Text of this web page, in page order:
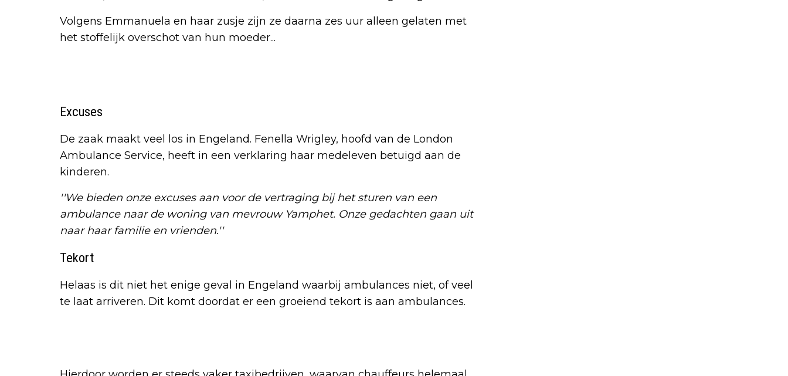
Volgens Emmanuela en haar zusje zijn ze daarna zes uur alleen gelaten met
het stoffelijk overschot van hun moeder...
Excuses
De zaak maakt veel los in Engeland. Fenella Wrigley, hoofd van de London
Ambulance Service, heeft in een verklaring haar medeleven betuigd aan de
kinderen.
''We bieden onze excuses aan voor de vertraging bij het sturen van een
ambulance naar de woning van mevrouw Yamphet. Onze gedachten gaan uit
naar haar familie en vrienden.''
Tekort
Helaas is dit niet het enige geval in Engeland waarbij ambulances niet, of veel
te laat arriveren. Dit komt doordat er een groeiend tekort is aan ambulances.